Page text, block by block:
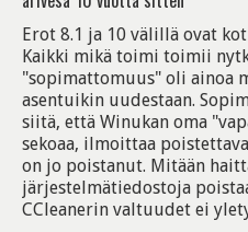
Erot 8.1 ja 10 välillä ovat
Kaikki mikä toimi toimii
"sopimattomuus" oli ainoa
asentuikin uudestaan.
siitä, että Winukan oma
sekoaa, ilmoittaa
on jo poistanut. Mitään
järjestelmätiedostoja
CCleanerin valtuudet ei